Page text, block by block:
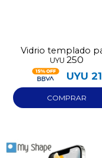
Vidrio templado
Iphone 11 Pro Max
UYU 250
UYU